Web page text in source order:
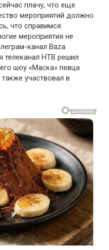
плачу, что еще
мероприятий должно
что справимся.
мероприятия не
канал Baza
телеканал НТВ решил
шоу «Маска» певца
участвовал в